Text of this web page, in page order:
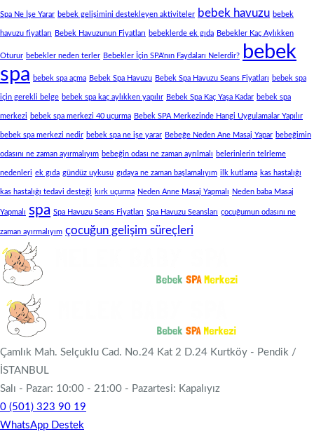
Spa Ne İşe Yarar bebek gelişimini destekleyen aktiviteler bebek havuzu bebek
havuzu fiyatları Bebek Havuzunun Fiyatları bebeklerde ek gıda Bebekler Kaç Aylıkken
Oturur bebekler neden terler Bebekler İçin SPA'nın Faydaları Nelerdir?
bebek
spa bebek spa açma Bebek Spa Havuzu Bebek Spa Havuzu Seans Fiyatları bebek spa
için gerekli belge bebek spa kaç aylıkken yapılır Bebek Spa Kaç Yaşa Kadar bebek spa
merkezi bebek spa merkezi 40 uçurma Bebek SPA Merkezinde Hangi Uygulamalar Yapılır
bebek spa merkezi nedir bebek spa ne işe yarar Bebeğe Neden Ane Masaj Yapar bebeğimin
odasını ne zaman ayırmalıyım bebeğin odası ne zaman ayrılmalı belerinlerin telrleme
nedenleri ek gıda gündüz uykusu gıdaya ne zaman başlamalıyım ilk kutlama kas hastalığı
kas hastalığı tedavi desteği kırk uçurma Neden Anne Masaj Yapmalı Neden baba Masaj
Yapmalı spa Spa Havuzu Seans Fiyatları Spa Havuzu Seansları çocuğumun odasını ne
zaman ayırmalıyım çocuğun gelişim süreçleri
Çamlık Mah. Selçuklu Cad. No.24 Kat 2 D.24 Kurtköy - Pendik /
İSTANBUL
Salı - Pazar: 10:00 - 21:00 - Pazartesi: Kapalıyız
0 (501) 323 90 19
WhatsApp Destek